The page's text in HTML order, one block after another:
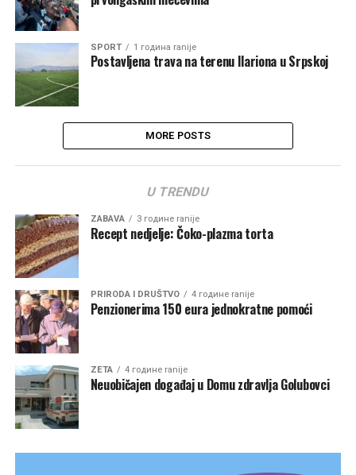
SPORT 1 година ranije
Postavljena trava na terenu Ilariona u Srpskoj
MORE POSTS
U TRENDU
ZABAVA 3 године ranije
Recept nedjelje: Čoko-plazma torta
PRIRODA I DRUŠTVO 4 године ranije
Penzionerima 150 eura jednokratne pomoći
ZETA 4 године ranije
Neuobičajen događaj u Domu zdravlja Golubovci